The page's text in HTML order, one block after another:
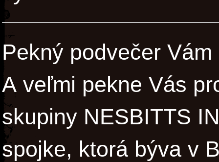
Pekný podvečer
A veľmi pekne Vás
skupiny NESBITTS
spojke, ktorá býva v